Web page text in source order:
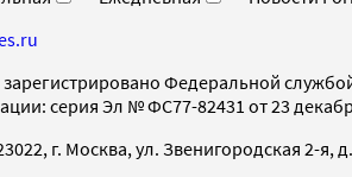
зарегистрировано Федеральной
серия Эл № ФС77-82431 от 23
г. Москва, ул. Звенигородская 2-я,